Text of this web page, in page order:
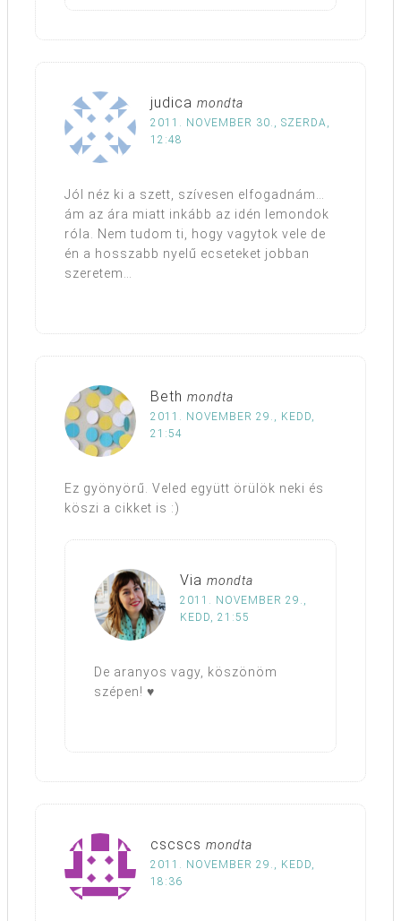
judica mondta
2011. NOVEMBER 30., SZERDA,
12:48
Jól néz ki a szett, szívesen elfogadnám…
ám az ára miatt inkább az idén lemondok
róla. Nem tudom ti, hogy vagytok vele de
én a hosszabb nyelű ecseteket jobban
szeretem…
Beth mondta
2011. NOVEMBER 29., KEDD,
21:54
Ez gyönyörű. Veled együtt örülök neki és
köszi a cikket is :)
Via mondta
2011. NOVEMBER 29.,
KEDD, 21:55
De aranyos vagy, köszönöm
szépen! ♥
cscscs mondta
2011. NOVEMBER 29., KEDD,
18:36